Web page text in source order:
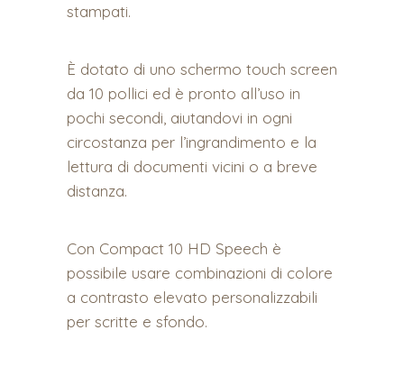
stampati.
È dotato di uno schermo touch screen
da 10 pollici ed è pronto all’uso in
pochi secondi, aiutandovi in ogni
circostanza per l’ingrandimento e la
lettura di documenti vicini o a breve
distanza.
Con Compact 10 HD Speech è
possibile usare combinazioni di colore
a contrasto elevato personalizzabili
per scritte e sfondo.